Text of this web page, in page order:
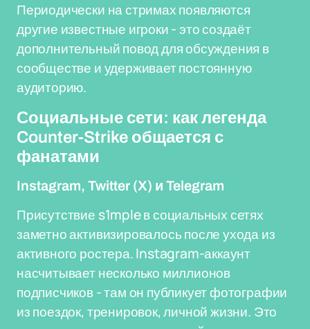
Периодически на стримах появляются
другие известные игроки - это создаёт
дополнительный повод для обсуждения в
сообществе и удерживает постоянную
аудиторию.
Социальные сети: как легенда
Counter-Strike общается с
фанатами
Instagram, Twitter (X) и Telegram
Присутствие s1mple в социальных сетях
заметно активизировалось после ухода из
активного ростера. Instagram-аккаунт
насчитывает несколько миллионов
подписчиков - там он публикует фотографии
из поездок, тренировок, личной жизни. Это